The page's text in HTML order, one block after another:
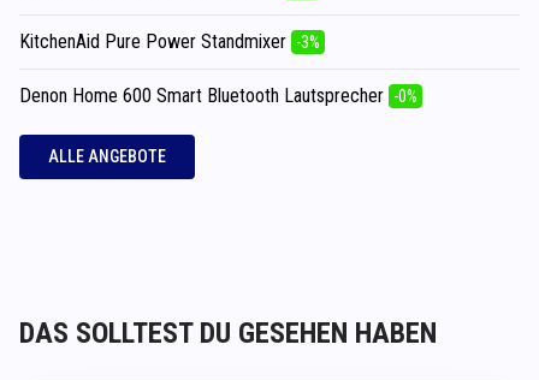
KitchenAid Pure Power Standmixer -3%
Denon Home 600 Smart Bluetooth Lautsprecher -0%
ALLE ANGEBOTE
DAS SOLLTEST DU GESEHEN HABEN